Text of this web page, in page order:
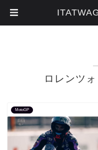
ロレンツ
MotoGP